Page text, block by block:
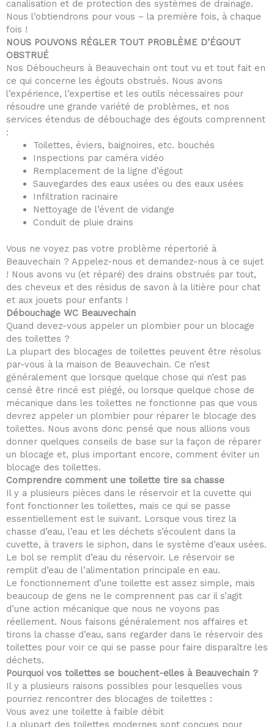
canalisation et de protection des systèmes de drainage.
Nous l’obtiendrons pour vous – la première fois, à chaque
fois !
NOUS POUVONS RÉGLER TOUT PROBLÈME D’ÉGOUT
OBSTRUÉ
Nos Déboucheurs à Beauvechain ont tout vu et tout fait en
ce qui concerne les égouts obstrués. Nous avons
l’expérience, l’expertise et les outils nécessaires pour
résoudre une grande variété de problèmes, et nos
services étendus de débouchage des égouts comprennent
:
Toilettes, éviers, baignoires, etc. bouchés
Inspections par caméra vidéo
Remplacement de la ligne d’égout
Sauvegardes des eaux usées ou des eaux usées
Infiltration racinaire
Nettoyage de l’évent de vidange
Conduit de pluie drains
Vous ne voyez pas votre problème répertorié à
Beauvechain ? Appelez-nous et demandez-nous à ce sujet
! Nous avons vu (et réparé) des drains obstrués par tout,
des cheveux et des résidus de savon à la litière pour chat
et aux jouets pour enfants !
Débouchage WC Beauvechain
Quand devez-vous appeler un plombier pour un blocage
des toilettes ?
La plupart des blocages de toilettes peuvent être résolus
par-vous à la maison de Beauvechain. Ce n’est
généralement que lorsque quelque chose qui n’est pas
censé être rincé est piégé, ou lorsque quelque chose de
mécanique dans les toilettes ne fonctionne pas que vous
devrez appeler un plombier pour réparer le blocage des
toilettes. Nous avons donc pensé que nous allions vous
donner quelques conseils de base sur la façon de réparer
un blocage et, plus important encore, comment éviter un
blocage des toilettes.
Comprendre comment une toilette tire sa chasse
Il y a plusieurs pièces dans le réservoir et la cuvette qui
font fonctionner les toilettes, mais ce qui se passe
essentiellement est le suivant. Lorsque vous tirez la
chasse d’eau, l’eau et les déchets s’écoulent dans la
cuvette, à travers le siphon, dans le système d’eaux usées.
Le bol se remplit d’eau du réservoir. Le réservoir se
remplit d’eau de l’alimentation principale en eau.
Le fonctionnement d’une toilette est assez simple, mais
beaucoup de gens ne le comprennent pas car il s’agit
d’une action mécanique que nous ne voyons pas
réellement. Nous faisons généralement nos affaires et
tirons la chasse d’eau, sans regarder dans le réservoir des
toilettes pour voir ce qui se passe pour faire disparaître les
déchets.
Pourquoi vos toilettes se bouchent-elles à Beauvechain ?
Il y a plusieurs raisons possibles pour lesquelles vous
pourriez rencontrer des blocages de toilettes :
Vous avez une toilette à faible débit
La plupart des toilettes modernes sont conçues pour